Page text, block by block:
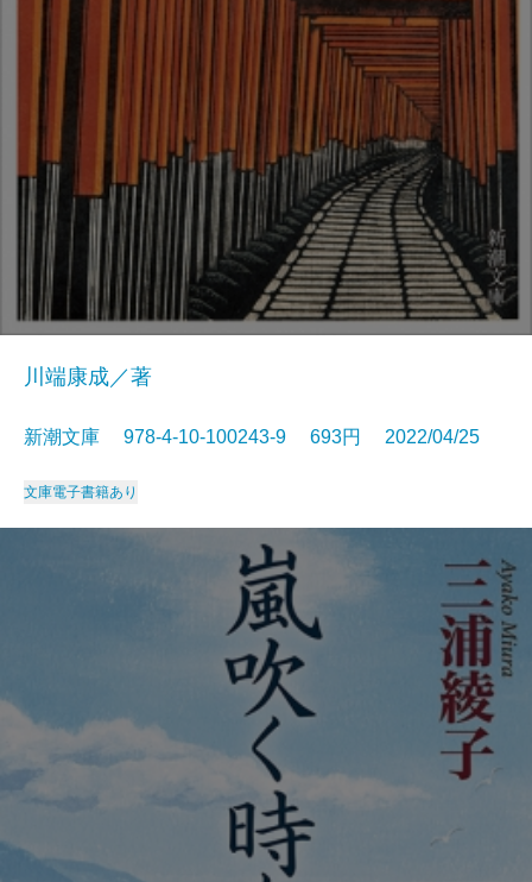
川端康成／著
新潮文庫 978-4-10-100243-9 693円 2022/04/25
文庫電子書籍あり